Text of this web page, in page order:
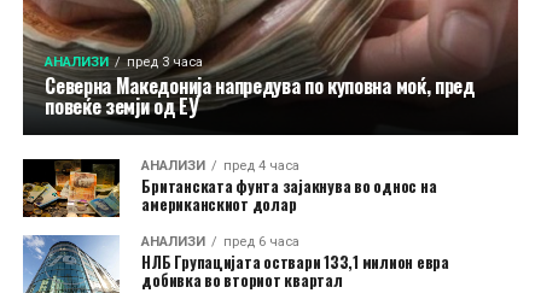
АНАЛИЗИ пред 3 часа
Северна Македонија напредува по куповна моќ, пред
повеќе земји од ЕУ
АНАЛИЗИ пред 4 часа
Британската фунта зајакнува во однос на
американскиот долар
АНАЛИЗИ пред 6 часа
НЛБ Групацијата оствари 133,1 милион евра
добивка во вториот квартал